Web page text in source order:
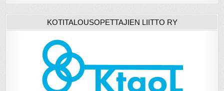
KOTITALOUSOPETTAJIEN LIITTO RY